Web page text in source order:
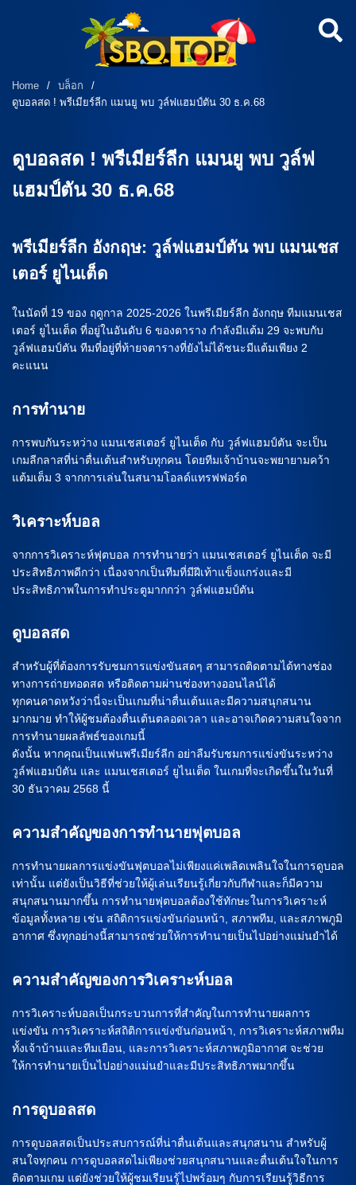
Home / บล็อก
/
ดูบอลสด ! พรีเมียร์ลีก แมนยู พบ วูล์ฟแฮมป์ตัน 30 ธ.ค.68
ดูบอลสด ! พรีเมียร์ลีก แมนยู พบ วูล์ฟ
แฮมป์ตัน 30 ธ.ค.68
พรีเมียร์ลีก อังกฤษ: วูล์ฟแฮมป์ตัน พบ แมนเชส
เตอร์ ยูไนเต็ด
ในนัดที่ 19 ของ ฤดูกาล 2025-2026 ในพรีเมียร์ลีก อังกฤษ ทีมแมนเชส
เตอร์ ยูไนเต็ด ที่อยู่ในอันดับ 6 ของตาราง กำลังมีแต้ม 29 จะพบกับ
วูล์ฟแฮมป์ตัน ทีมที่อยู่ที่ท้ายจตารางที่ยังไม่ได้ชนะมีแต้มเพียง 2
คะแนน
การทำนาย
การพบกันระหว่าง แมนเชสเตอร์ ยูไนเต็ด กับ วูล์ฟแฮมป์ตัน จะเป็น
เกมลีกลาสที่น่าตื่นเต้นสำหรับทุกคน โดยทีมเจ้าบ้านจะพยายามคว้า
แต้มเต็ม 3 จากการเล่นในสนามโอลด์แทรฟฟอร์ด
วิเคราะห์บอล
จากการวิเคราะห์ฟุตบอล การทำนายว่า แมนเชสเตอร์ ยูไนเต็ด จะมี
ประสิทธิภาพดีกว่า เนื่องจากเป็นทีมที่มีฝีเท้าแข็งแกร่งและมี
ประสิทธิภาพในการทำประตูมากกว่า วูล์ฟแฮมป์ตัน
ดูบอลสด
สำหรับผู้ที่ต้องการรับชมการแข่งขันสดๆ สามารถติดตามได้ทางช่อง
ทางการถ่ายทอดสด หรือติดตามผ่านช่องทางออนไลน์ได้
ทุกคนคาดหวังว่านี่จะเป็นเกมที่น่าตื่นเต้นและมีความสนุกสนาน
มากมาย ทำให้ผู้ชมต้องตื่นเต้นตลอดเวลา และอาจเกิดความสนใจจาก
การทำนายผลลัพธ์ของเกมนี้
ดังนั้น หากคุณเป็นแฟนพรีเมียร์ลีก อย่าลืมรับชมการแข่งขันระหว่าง
วูล์ฟแฮมป์ตัน และ แมนเชสเตอร์ ยูไนเต็ด ในเกมที่จะเกิดขึ้นในวันที่
30 ธันวาคม 2568 นี้
ความสำคัญของการทำนายฟุตบอล
การทำนายผลการแข่งขันฟุตบอลไม่เพียงแค่เพลิดเพลินใจในการดูบอล
เท่านั้น แต่ยังเป็นวิธีที่ช่วยให้ผู้เล่นเรียนรู้เกี่ยวกับกีฬาและก็มีความ
สนุกสนานมากขึ้น การทำนายฟุตบอลต้องใช้ทักษะในการวิเคราะห์
ข้อมูลทั้งหลาย เช่น สถิติการแข่งขันก่อนหน้า, สภาพทีม, และสภาพภูมิ
อากาศ ซึ่งทุกอย่างนี้สามารถช่วยให้การทำนายเป็นไปอย่างแม่นยำได้
ความสำคัญของการวิเคราะห์บอล
การวิเคราะห์บอลเป็นกระบวนการที่สำคัญในการทำนายผลการ
แข่งขัน การวิเคราะห์สถิติการแข่งขันก่อนหน้า, การวิเคราะห์สภาพทีม
ทั้งเจ้าบ้านและทีมเยือน, และการวิเคราะห์สภาพภูมิอากาศ จะช่วย
ให้การทำนายเป็นไปอย่างแม่นยำและมีประสิทธิภาพมากขึ้น
การดูบอลสด
การดูบอลสดเป็นประสบการณ์ที่น่าตื่นเต้นและสนุกสนาน สำหรับผู้
สนใจทุกคน การดูบอลสดไม่เพียงช่วยสนุกสนานและตื่นเต้นใจในการ
ติดตามเกม แต่ยังช่วยให้ผู้ชมเรียนรู้ไปพร้อมๆ กับการเรียนรู้วิธีการ